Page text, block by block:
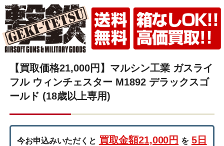
【買取価格21,000円】マルシン工業 ガスライ
フル ウィンチェスター M1892 デラックスゴ
ールド (18歳以上専用)
今お申込みいただくと 買取金額21,000円 を 5日